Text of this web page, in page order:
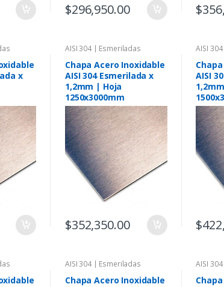
$296,950.00 $
x
AISI 304 | Esmeriladas
Chapa Acero Inoxidable
AISI 304 Esmerilada x
1,2mm | Hoja
1250x3000mm
$352,350.00
AISI
AISI
$
AISI 304 | Esmeriladas
Chapa Acero Inoxidable
AISI